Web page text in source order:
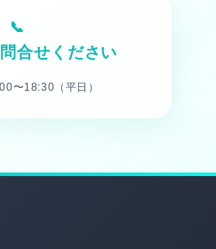
合せください
〜18:30（平日）